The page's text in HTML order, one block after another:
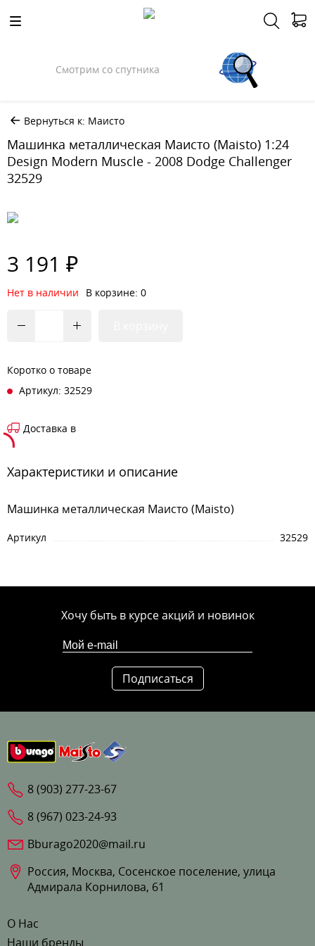
Смотрим со спутника
Вернуться к: Маисто
Машинка металлическая Маисто (Maisto) 1:24
Design Modern Muscle - 2008 Dodge Challenger
32529
3 191 ₽
Нет в наличии В корзине: 0
Коротко о товаре
Артикул: 32529
Доставка в
Характеристики и описание
Машинка металлическая Маисто (Maisto)
Артикул 32529
Хочу быть в курсе акций и новинок
Подписаться
8 (903) 277-23-67
8 (967) 023-24-93
Bburago2020@mail.ru
Россия, Москва, Сосенское поселение, улица
Адмирала Корнилова, 61
О Нас
Наши бренды